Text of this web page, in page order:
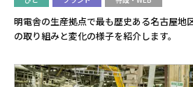
明電舎の生産拠点で最も歴史ある名古屋地
の取り組みと変化の様子を紹介します。